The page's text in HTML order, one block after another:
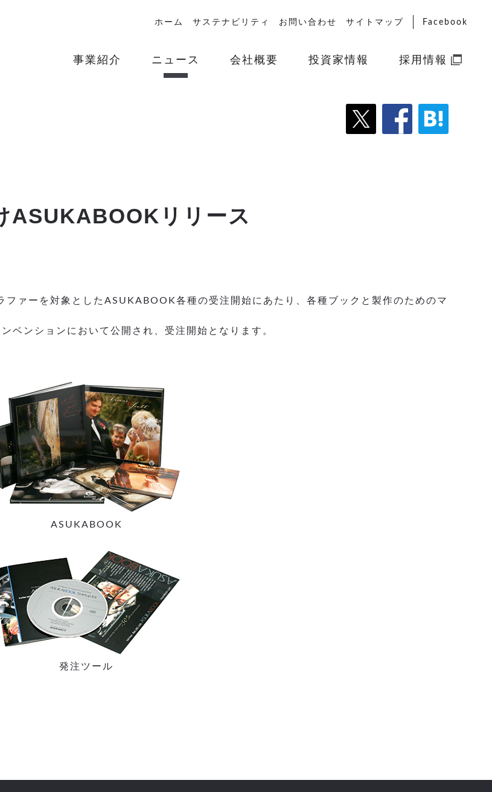
ホーム サステナビリティ お問い合わせ サイトマップ Facebook
事業紹介 ニュース 会社概要 投資家情報 採用情報
ASUKABOOKリリース
ァーを対象としたASUKABOOK各種の受注開始にあたり、各種ブックと製作のためのマ
ベンションにおいて公開され、受注開始となります。
ASUKABOOK
発注ツール